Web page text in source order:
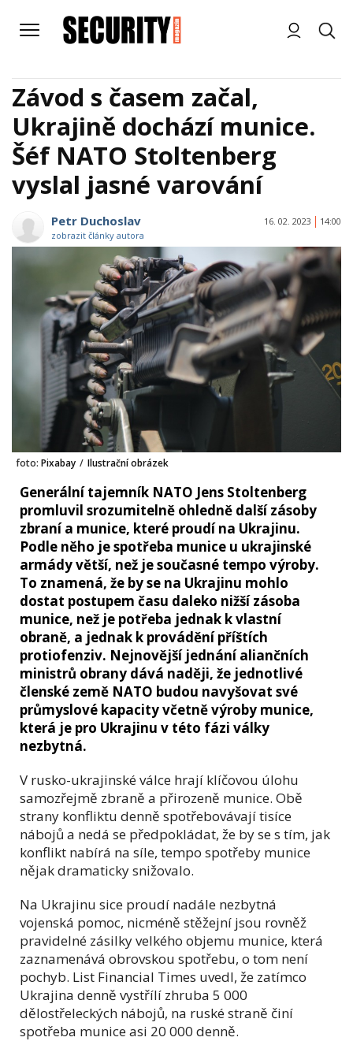
Závod s časem začal,
Ukrajině dochází munice.
Šéf NATO Stoltenberg
vyslal jasné varování
Petr Duchoslav
zobrazit články autora
16. 02. 2023 14:00
foto: Pixabay / Ilustrační obrázek
Generální tajemník NATO Jens Stoltenberg
promluvil srozumitelně ohledně další zásoby
zbraní a munice, které proudí na Ukrajinu.
Podle něho je spotřeba munice u ukrajinské
armády větší, než je současné tempo výroby.
To znamená, že by se na Ukrajinu mohlo
dostat postupem času daleko nižší zásoba
munice, než je potřeba jednak k vlastní
obraně, a jednak k provádění příštích
protiofenziv. Nejnovější jednání aliančních
ministrů obrany dává naději, že jednotlivé
členské země NATO budou navyšovat své
průmyslové kapacity včetně výroby munice,
která je pro Ukrajinu v této fázi války
nezbytná.
V rusko-ukrajinské válce hrají klíčovou úlohu
samozřejmě zbraně a přirozeně munice. Obě
strany konfliktu denně spotřebovávají tisíce
nábojů a nedá se předpokládat, že by se s tím, jak
konflikt nabírá na síle, tempo spotřeby munice
nějak dramaticky snižovalo.
Na Ukrajinu sice proudí nadále nezbytná
vojenská pomoc, nicméně stěžejní jsou rovněž
pravidelné zásilky velkého objemu munice, která
zaznamenává obrovskou spotřebu, o tom není
pochyb. List Financial Times uvedl, že zatímco
Ukrajina denně vystřílí zhruba 5 000
dělostřeleckých nábojů, na ruské straně činí
spotřeba munice asi 20 000 denně.